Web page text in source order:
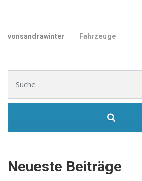
vonsandrawinter Fahrzeuge
Neueste Beiträge